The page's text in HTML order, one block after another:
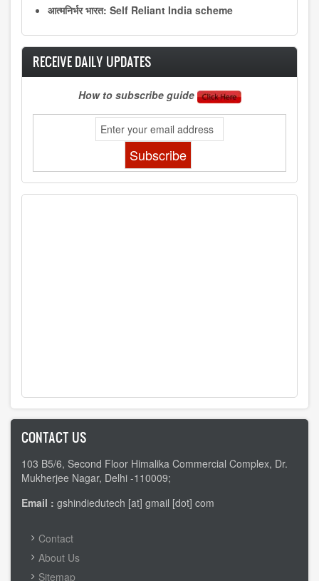
आत्मनिर्भर भारत: Self Reliant India scheme
RECEIVE DAILY UPDATES
How to subscribe guide
CONTACT US
103 B5/6, Second Floor Himalika Commercial Complex, Dr.
Mukherjee Nagar, Delhi -110009;
Email : gshindiedutech [at] gmail [dot] com
FOOTER
MENU
Contact
About Us
Sitemap